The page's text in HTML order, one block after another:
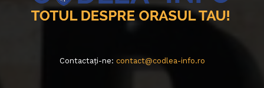
Contactați-ne: contact@codlea-info.ro